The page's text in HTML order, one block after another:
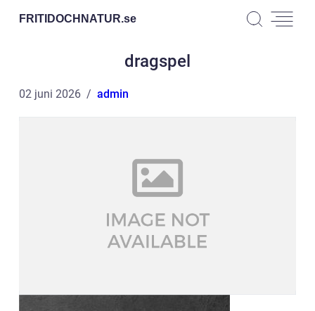
FRITIDOCHNATUR.se
dragspel
02 juni 2026 admin